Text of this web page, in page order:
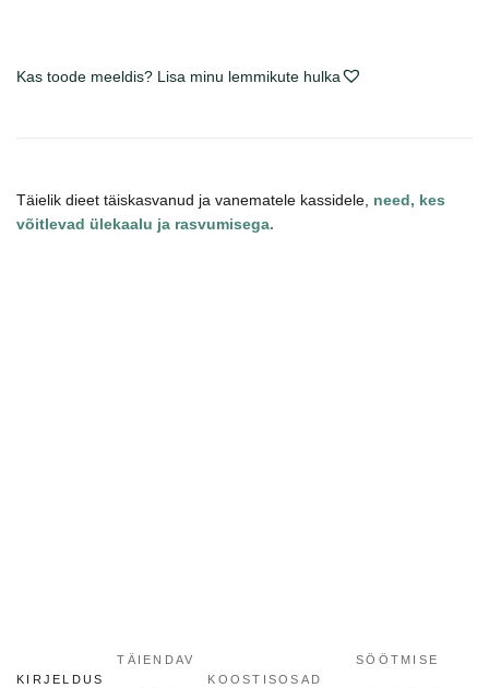
maistas
Kas toode meeldis? Lisa minu lemmikute hulka
Täielik dieet täiskasvanud ja vanematele kassidele, need, kes
võitlevad ülekaalu ja rasvumisega.
KIRJELDUS
TÄIENDAV
KOOSTISOSAD
SÖÖTMISE